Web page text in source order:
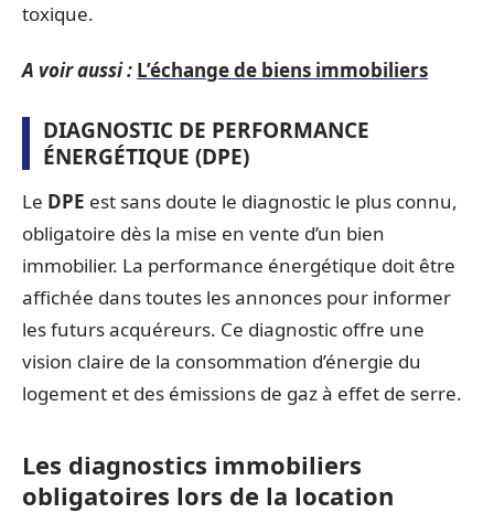
toxique.
A voir aussi : L’échange de biens immobiliers
DIAGNOSTIC DE PERFORMANCE
ÉNERGÉTIQUE (DPE)
Le DPE est sans doute le diagnostic le plus connu,
obligatoire dès la mise en vente d’un bien
immobilier. La performance énergétique doit être
affichée dans toutes les annonces pour informer
les futurs acquéreurs. Ce diagnostic offre une
vision claire de la consommation d’énergie du
logement et des émissions de gaz à effet de serre.
Les diagnostics immobiliers
obligatoires lors de la location